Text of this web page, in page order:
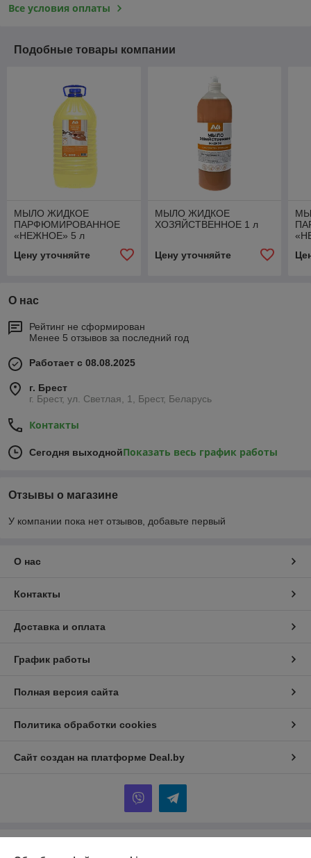
Все условия оплаты
Подобные товары компании
МЫЛО ЖИДКОЕ
ПАРФЮМИРОВАННОЕ
«НЕЖНОЕ» 5 л
Цену уточняйте
МЫЛО ЖИДКОЕ
ХОЗЯЙСТВЕННОЕ 1 л
Цену уточняйте
О нас
Рейтинг не сформирован
Менее 5 отзывов за последний год
Работает с 08.08.2025
г. Брест
г. Брест, ул. Светлая, 1, Брест, Беларусь
Контакты
Сегодня выходнойПоказать весь график работы
Отзывы о магазине
У компании пока нет отзывов, добавьте первый
О нас
Контакты
Доставка и оплата
График работы
Полная версия сайта
Политика обработки cookies
Сайт создан на платформе Deal.by